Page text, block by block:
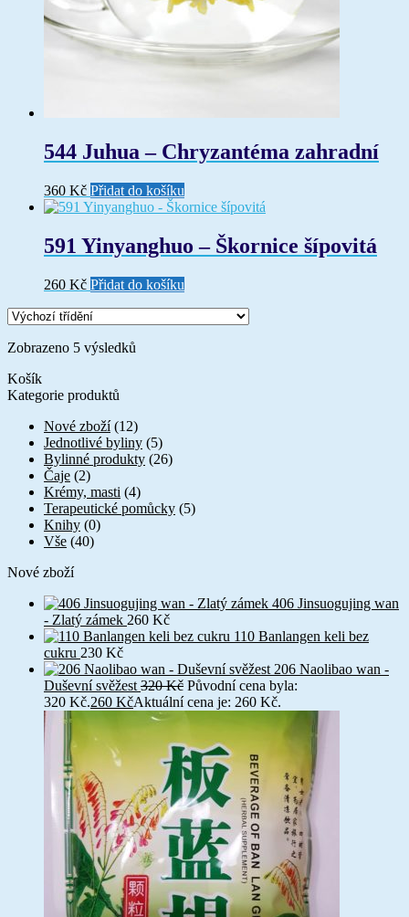
544 Juhua – Chryzantéma zahradní
360 Kč Přidat do košíku
591 Yinyanghuo – Škornice šípovitá
260 Kč Přidat do košíku
Zobrazeno 5 výsledků
Košík
Kategorie produktů
Nové zboží (12)
Jednotlivé byliny (5)
Bylinné produkty (26)
Čaje (2)
Krémy, masti (4)
Terapeutické pomůcky (5)
Knihy (0)
Vše (40)
Nové zboží
406 Jinsuogujing wan
- Zlatý zámek 260 Kč
110 Banlangen keli bez
cukru 230 Kč
206 Naolibao wan -
Duševní svěžest 320Kč Původní cena byla:
320 Kč.260 KčAktuální cena je: 260 Kč.